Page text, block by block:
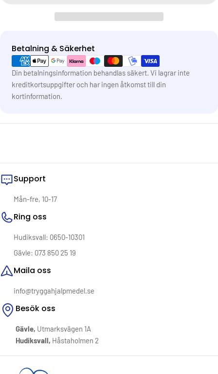
Betalning & Säkerhet
Betalningsmetoder
Din betalningsinformation behandlas säkert. Vi lagrar inte
kreditkortsuppgifter och har ingen åtkomst till din
kortinformation.
Support
Mån-fre, 10-17
Ring oss
Hudiksvall: 0650-10301
Gävle: 073 850 25 19
Maila oss
info@tryggahjalpmedel.se
Besök oss
Gävle, Utmarksvägen 1A
Hudiksvall, Håstaholmen 2